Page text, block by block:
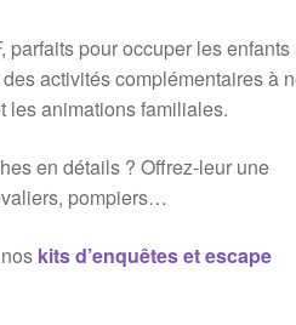
parfaits pour occuper les enfants
activités complémentaires à
les animations familiales.
en détails ? Offrez-leur une
pompiers…
kits d’enquêtes et escape